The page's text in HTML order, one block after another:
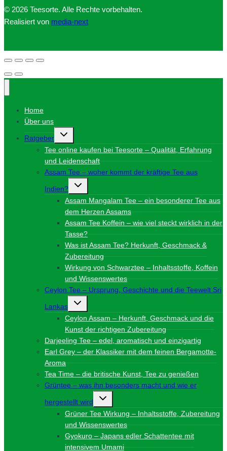
© 2026 Teesorte. Alle Rechte vorbehalten.
Realisiert von media-next
Home
Über uns
Ratgeber
Untermenü
Tee online kaufen bei Teesorte – Qualität, Erfahrung
und Leidenschaft
Assam Tee – woher kommt der kräftige Tee aus
Indien?
Untermenü
Assam Mangalam Tee – ein besonderer Tee aus
dem Herzen Assams
Assam Tee Koffein – wie viel steckt wirklich in der
Tasse?
Was ist Assam Tee? Herkunft, Geschmack &
Zubereitung
Wirkung von Schwarztee – Inhaltsstoffe, Koffein
und Wissenswertes
Ceylon Tee – Ursprung, Geschichte und die Teewelt Sri
Lankas
Untermenü
Ceylon Assam – Herkunft, Geschmack und die
Kunst der richtigen Zubereitung
Darjeeling Tee – edel, aromatisch und einzigartig
Earl Grey – der Klassiker mit dem feinen Bergamotte-
Aroma
Tea Time – die britische Kunst, Tee zu genießen
Grüntee – was ihn besonders macht und wie er
hergestellt wird
Untermenü
Grüner Tee Wirkung – Inhaltsstoffe, Zubereitung
und Wissenswertes
Gyokuro – Japans edler Schattentee mit
intensivem Umami